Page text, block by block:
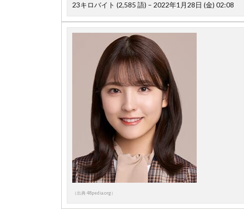
23キロバイト (2,585 語) – 2022年1月28日 (金) 02:08
（出典 48pedia.org）